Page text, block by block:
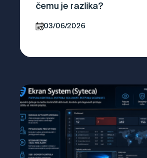
čemu je razlika?
03/06/2026